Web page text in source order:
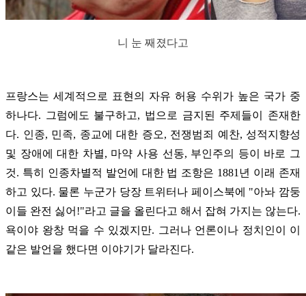
니 눈 째졌다고
프랑스는 세계적으로 표현의 자유 허용 수위가 높은 국가 중
하나다. 그럼에도 불구하고, 법으로 금지된 주제들이 존재한
다. 인종, 민족, 종교에 대한 증오, 전쟁범죄 예찬, 성적지향성
및 장애에 대한 차별, 마약 사용 선동, 부인주의 등이 바로 그
것. 특히 인종차별적 발언에 대한 법 조항은 1881년 이래 존재
하고 있다. 물론 누군가 당장 트위터나 페이스북에 "아놔 깜둥
이들 완전 싫어!"라고 글을 올린다고 해서 잡혀 가지는 않는다.
욕이야 왕창 먹을 수 있겠지만. 그러나 언론이나 정치인이 이
같은 발언을 했다면 이야기가 달라진다.